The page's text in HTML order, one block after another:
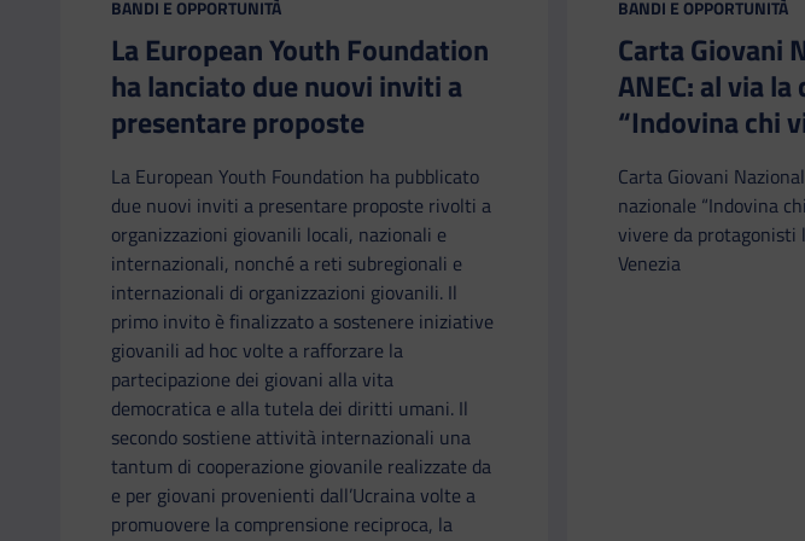
CATEGORIA:
BANDI E OPPORTUNITÀ
La European Youth Foundation
ha lanciato due nuovi inviti a
presentare proposte
La European Youth Foundation ha pubblicato
due nuovi inviti a presentare proposte rivolti a
organizzazioni giovanili locali, nazionali e
internazionali, nonché a reti subregionali e
internazionali di organizzazioni giovanili. Il
primo invito è finalizzato a sostenere iniziative
giovanili ad hoc volte a rafforzare la
partecipazione dei giovani alla vita
democratica e alla tutela dei diritti umani. Il
secondo sostiene attività internazionali una
tantum di cooperazione giovanile realizzate da
e per giovani provenienti dall’Ucraina volte a
promuovere la comprensione reciproca, la
CATEGORIA:
BANDI E OPPORTUNITÀ
Carta Giovani
ANEC: al via
“Indovina chi
Carta Giovani
nazionale “Indovina
vivere da protagonisti
Venezia